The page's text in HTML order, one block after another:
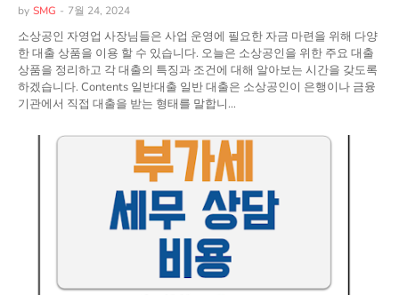
by SMG - 7월 24, 2024
소상공인 자영업 사장님들은 사업 운영에 필요한 자금 마련을 위해 다양
한 대출 상품을 이용 할 수 있습니다. 오늘은 소상공인을 위한 주요 대출
상품을 정리하고 각 대출의 특징과 조건에 대해 알아보는 시간을 갖도록
하겠습니다. Contents 일반대출 일반 대출은 소상공인이 은행이나 금융
기관에서 직접 대출을 받는 형태를 말합니…